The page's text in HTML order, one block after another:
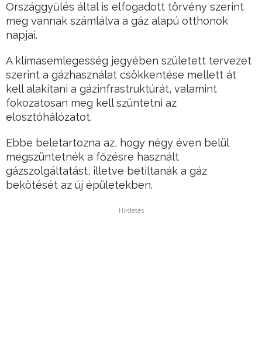
Országgyűlés által is elfogadott törvény szerint
meg vannak számlálva a gáz alapú otthonok
napjai.
A klímasemlegesség jegyében született tervezet
szerint a gázhasználat csökkentése mellett át
kell alakítani a gázinfrastruktúrát, valamint
fokozatosan meg kell szüntetni az
elosztóhálózatot.
Ebbe beletartozna az, hogy négy éven belül
megszüntetnék a főzésre használt
gázszolgáltatást, illetve betiltanák a gáz
bekötését az új épületekben.
Hirdetés